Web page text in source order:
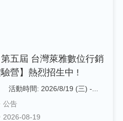
第五屆 台灣萊雅數位行銷
營】熱烈招生中 !
動時間: 2026/8/19 (三) -...
公告
2026-08-19